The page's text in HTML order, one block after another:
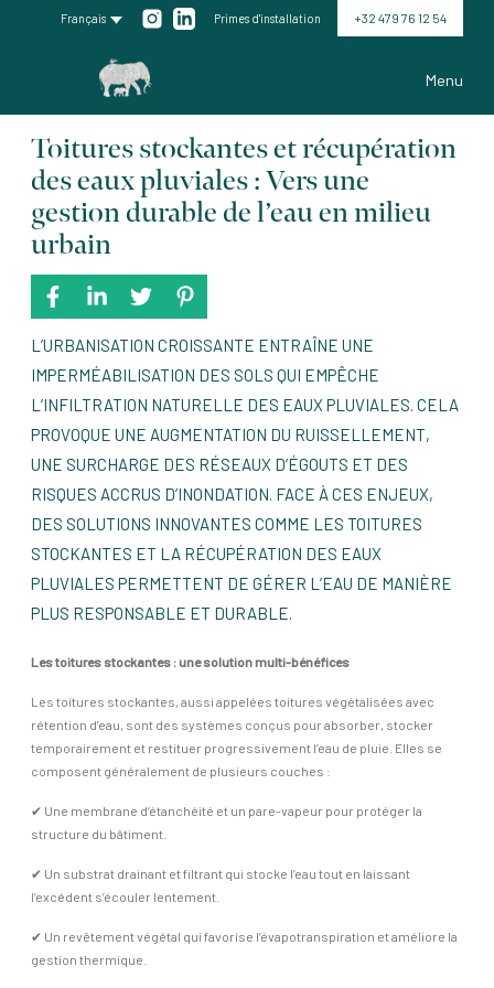
Français Primes d'installation +32 479 76 12 54
Menu
Toitures stockantes et récupération
des eaux pluviales : Vers une
gestion durable de l’eau en milieu
urbain
L’URBANISATION CROISSANTE ENTRAÎNE UNE
IMPERMÉABILISATION DES SOLS QUI EMPÊCHE
L’INFILTRATION NATURELLE DES EAUX PLUVIALES. CELA
PROVOQUE UNE AUGMENTATION DU RUISSELLEMENT,
UNE SURCHARGE DES RÉSEAUX D’ÉGOUTS ET DES
RISQUES ACCRUS D’INONDATION. FACE À CES ENJEUX,
DES SOLUTIONS INNOVANTES COMME LES TOITURES
STOCKANTES ET LA RÉCUPÉRATION DES EAUX
PLUVIALES PERMETTENT DE GÉRER L’EAU DE MANIÈRE
PLUS RESPONSABLE ET DURABLE.
Les toitures stockantes : une solution multi-bénéfices
Les toitures stockantes, aussi appelées toitures végétalisées avec
rétention d’eau, sont des systèmes conçus pour absorber, stocker
temporairement et restituer progressivement l’eau de pluie. Elles se
composent généralement de plusieurs couches :
✔ Une membrane d’étanchéité et un pare-vapeur pour protéger la
structure du bâtiment.
✔ Un substrat drainant et filtrant qui stocke l’eau tout en laissant
l’excédent s’écouler lentement.
✔ Un revêtement végétal qui favorise l’évapotranspiration et améliore la
gestion thermique.